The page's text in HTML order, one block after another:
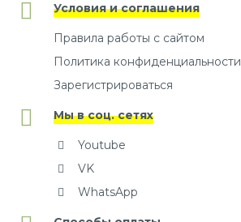
Условия и соглашения
Правила работы с сайтом
Политика конфиденциальности
Зарегистрироваться
Мы в соц. сетях
Youtube
VK
WhatsApp